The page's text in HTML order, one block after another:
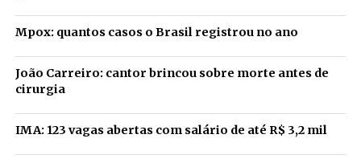
Mpox: quantos casos o Brasil registrou no ano
João Carreiro: cantor brincou sobre morte antes de
cirurgia
IMA: 123 vagas abertas com salário de até R$ 3,2 mil